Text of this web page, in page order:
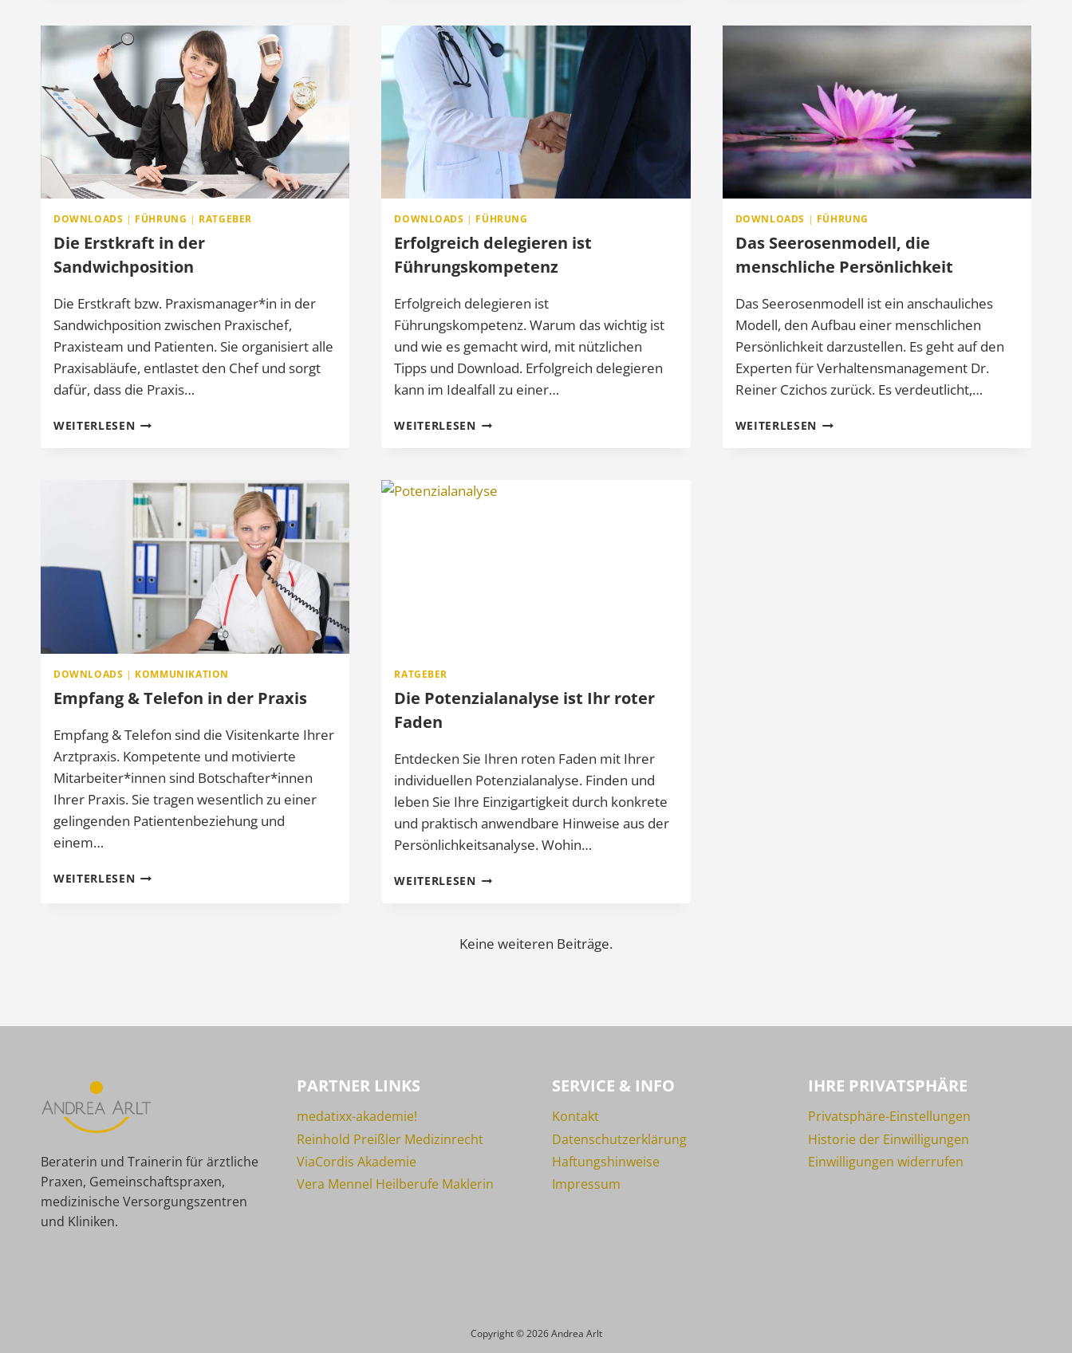
WEBSCHULUNG
DOWNLOADS | FÜHRUNG | RATGEBER
Die Erstkraft in der
Sandwichposition
Die Erstkraft bzw. Praxismanager*in in der
Sandwichposition zwischen Praxischef,
Praxisteam und Patienten. Sie organisiert alle
Praxisabläufe, entlastet den Chef und sorgt
dafür, dass die Praxis…
WEITERLESENDIE
SANDWICHPOSITION
DOWNLOADS | FÜHRUNG
Erfolgreich delegieren ist
Führungskompetenz
Erfolgreich delegieren ist
Führungskompetenz. Warum das wichtig ist
und wie es gemacht wird, mit nützlichen
Tipps und Download. Erfolgreich delegieren
kann im Idealfall zu einer…
WEITERLESENERFOLGREICH
DOWNLOADS | FÜHRUNG
Das Seerosenmodell, die
menschliche Persönlichkeit
Das Seerosenmodell ist ein anschauliches
Modell, den Aufbau einer menschlichen
Persönlichkeit darzustellen. Es geht auf den
Experten für Verhaltensmanagement Dr.
Reiner Czichos zurück. Es verdeutlicht,…
WEITERLESEN DAS
DOWNLOADS | KOMMUNIKATION
Empfang & Telefon in der Praxis
Empfang & Telefon sind die Visitenkarte Ihrer
Arztpraxis. Kompetente und motivierte
Mitarbeiter*innen sind Botschafter*innen
Ihrer Praxis. Sie tragen wesentlich zu einer
gelingenden Patientenbeziehung und
einem…
WEITERLESENEMPFANG
RATGEBER
Die Potenzialanalyse ist Ihr roter
Faden
Entdecken Sie Ihren roten Faden mit Ihrer
individuellen Potenzialanalyse. Finden und
leben Sie Ihre Einzigartigkeit durch konkrete
und praktisch anwendbare Hinweise aus der
Persönlichkeitsanalyse. Wohin…
WEITERLESENDIE
ROTER
Keine weiteren Beiträge.
Beraterin und Trainerin für ärztliche
Praxen, Gemeinschaftspraxen,
medizinische Versorgungszentren
und Kliniken.
PARTNER LINKS
medatixx-akademie!
Reinhold Preißler Medizinrecht
ViaCordis Akademie
Vera Mennel Heilberufe Maklerin
SERVICE & INFO
Kontakt
Datenschutzerklärung
Haftungshinweise
Impressum
IHRE PRIVATSPHÄRE
Privatsphäre-Einstellungen
Historie der Einwilligungen
Einwilligungen widerrufen
Copyright © 2026 Andrea Arlt